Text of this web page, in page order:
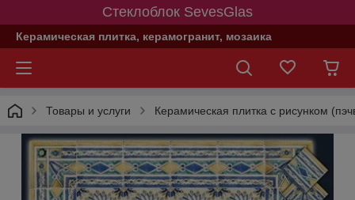
Стеклоблок SevesGlas
Керамическая плитка, керамогранит, мозаика
Товары и услуги Керамическая плитка с рисунком